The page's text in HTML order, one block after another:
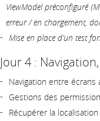
ViewModel préconfiguré
erreur / en chargement,
Mise en place d’un test
Jour 4 :
Navigation entre écrans
Gestions des
Récupérer la localisation